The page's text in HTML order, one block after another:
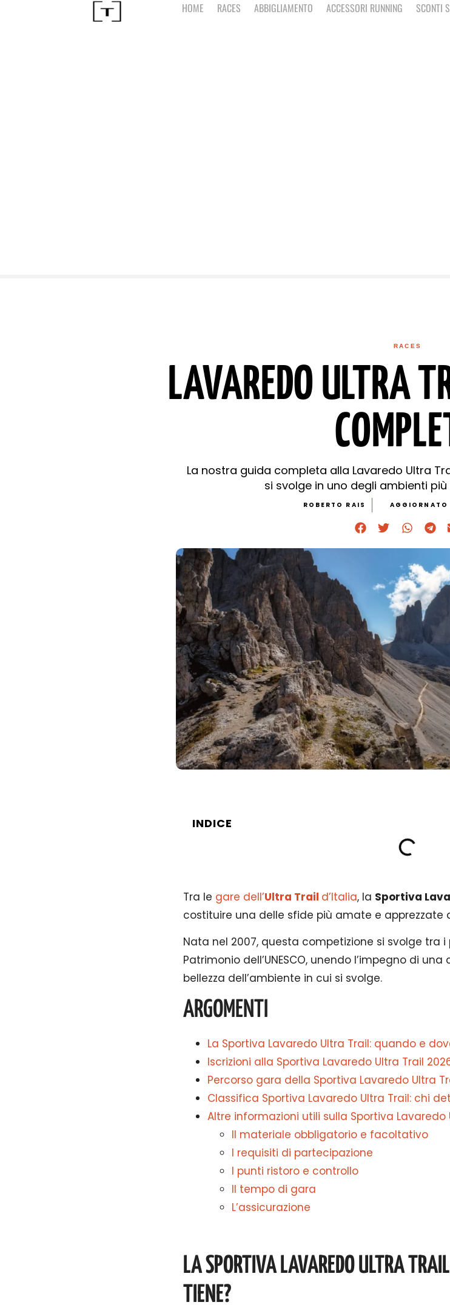
HOME RACES ABBIGLIAMENTO ACCESSORI RUNNING SCONTI
RACES
LAVAREDO ULTRA
La nostra guida completa alla Lavaredo Ultra
si svolge in uno degli ambienti
ROBERTO RAIS
INDICE
Tra le gare dell’Ultra Trail d’Italia, la Sportiva
costituire una delle sfide più amate e apprezzate
Nata nel 2007, questa competizione si svolge tra
Patrimonio dell’UNESCO, unendo l’impegno di
bellezza dell’ambiente in cui si svolge.
ARGOMENTI
La Sportiva Lavaredo Ultra Trail: quando e
Iscrizioni alla Sportiva Lavaredo Ultra Trail
Percorso gara della Sportiva Lavaredo Ultra
Classifica Sportiva Lavaredo Ultra Trail: chi
Altre informazioni utili sulla Sportiva Lavaredo
Il materiale obbligatorio e facoltativo
I requisiti di partecipazione
I punti ristoro e controllo
Il tempo di gara
L’assicurazione
LA SPORTIVA LAVAREDO ULTRA
TIENE?